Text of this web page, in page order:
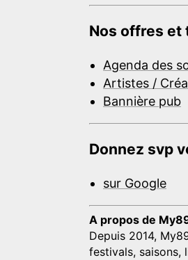
Nos offres et
Agenda des
Artistes /
Bannière pub
Donnez svp
sur Google
A propos de
Depuis 2014,
festivals, saisons,